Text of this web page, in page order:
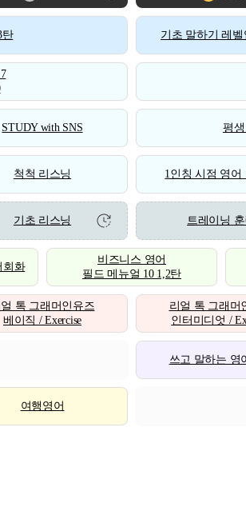
탄 기초 말하기 레벨
STUDY with SNS 평
척척 리스닝 1인칭 시점 영어
기초 리스닝 트레이닝 훈
회화
비즈니스 영어
필드 메뉴얼 10 1,2탄
얼 톡 그래머인유즈
베이직 / Exercise
리얼 톡 그래머
인터미디엇 /
쓰고 말하는 영
여행영어